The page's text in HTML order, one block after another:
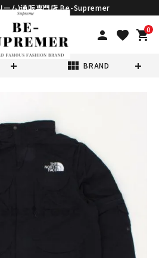
ーム)通販専門店 Be-Supremer
person favorite 0
shopping_cart
view_module BRAND